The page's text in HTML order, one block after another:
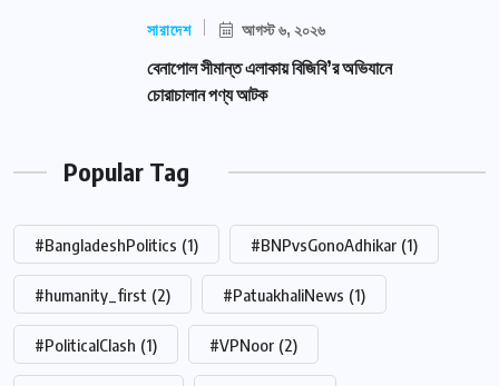
সারাদেশ আগস্ট ৬, ২০২৬
বেনাপোল সীমান্ত এলাকায় বিজিবি’র অভিযানে
চোরাচালান পণ্য আটক
Popular Tag
#BangladeshPolitics (1) #BNPvsGonoAdhikar (1)
#humanity_first (2) #PatuakhaliNews (1)
#PoliticalClash (1) #VPNoor (2)